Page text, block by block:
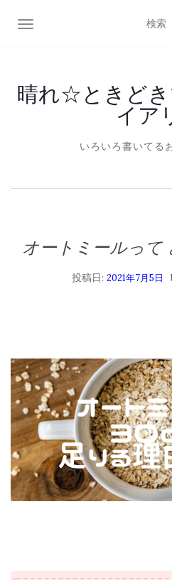
ナビゲーション切り替え
晴れ☆ときど
イア
いろいろ書いてる
オートミールって
投稿日: 2021年7月5日